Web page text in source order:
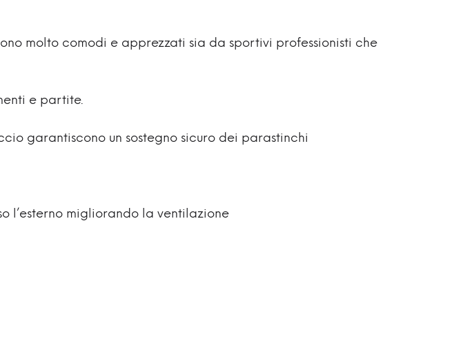
molto comodi e apprezzati sia da sportivi professionisti che
e partite.
garantiscono un sostegno sicuro dei parastinchi
l’esterno migliorando la ventilazione